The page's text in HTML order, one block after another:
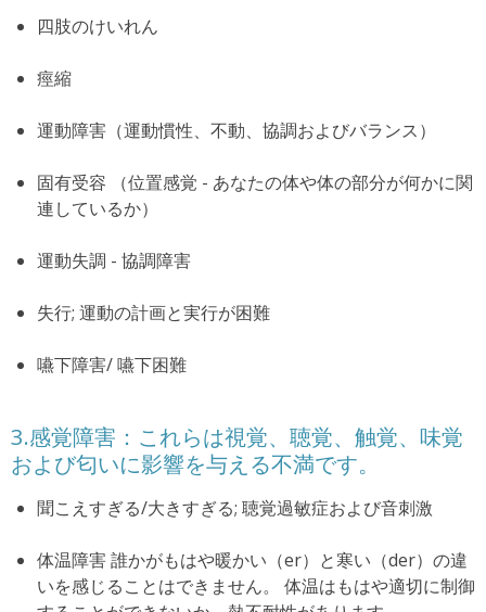
四肢のけいれん
痙縮
運動障害（運動慣性、不動、協調およびバランス）
固有受容 （位置感覚 - あなたの体や体の部分が何かに関
連しているか）
運動失調 - 協調障害
失行; 運動の計画と実行が困難
嚥下障害/ 嚥下困難
3.感覚障害：これらは視覚、聴覚、触覚、味覚
および匂いに影響を与える不満です。
聞こえすぎる/大きすぎる; 聴覚過敏症および音刺激
体温障害誰かがもはや暖かい（er）と寒い（der）の違
いを感じることはできません。
体温はもはや適切に制御